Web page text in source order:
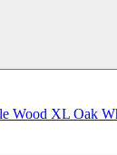
Wood XL Oak